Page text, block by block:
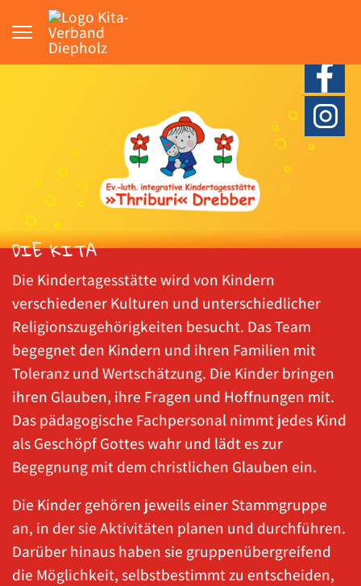
DIE KITA
Die Kindertagesstätte wird von Kindern
verschiedener Kulturen und unterschiedlicher
Religionszugehörigkeiten besucht. Das Team
begegnet den Kindern und ihren Familien mit
Toleranz und Wertschätzung. Die Kinder bringen
ihren Glauben, ihre Fragen und Hoffnungen mit.
Das pädagogische Fachpersonal nimmt jedes Kind
als Geschöpf Gottes wahr und lädt es zur
Begegnung mit dem christlichen Glauben ein.
Die Kinder gehören jeweils einer Stammgruppe
an, in der sie Aktivitäten planen und durchführen.
Darüber hinaus haben sie gruppenübergreifend
die Möglichkeit, selbstbestimmt zu entscheiden,